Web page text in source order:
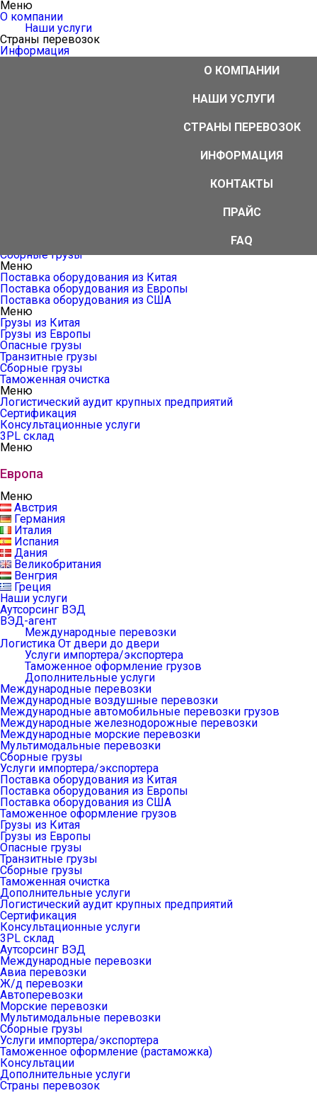
Меню
О компании
Наши услуги
Страны перевозок
Информация
Таможенное оформление грузов
Международные автомобильные перевозки грузов
Международные железнодорожные перевозки
Сборные грузы
Меню
Поставка оборудования из Китая
Поставка оборудования из Европы
Поставка оборудования из США
Меню
Грузы из Китая
Грузы из Европы
Опасные грузы
Транзитные грузы
Сборные грузы
Таможенная очистка
Меню
Логистический аудит крупных предприятий
Сертификация
Консультационные услуги
3PL склад
Меню
Европа
Меню
Австрия
Германия
Италия
Испания
Дания
Великобритания
Венгрия
Греция
Наши услуги
Аутсорсинг ВЭД
ВЭД-агент
Международные перевозки
Логистика От двери до двери
Услуги импортера/экспортера
Таможенное оформление грузов
Дополнительные услуги
Международные перевозки
Международные воздушные перевозки
Международные автомобильные перевозки грузов
Международные железнодорожные перевозки
Международные морские перевозки
Мультимодальные перевозки
Сборные грузы
Услуги импортера/экспортера
Поставка оборудования из Китая
Поставка оборудования из Европы
Поставка оборудования из США
Таможенное оформление грузов
Грузы из Китая
Грузы из Европы
Опасные грузы
Транзитные грузы
Сборные грузы
Таможенная очистка
Дополнительные услуги
Логистический аудит крупных предприятий
Сертификация
Консультационные услуги
3PL склад
Аутсорсинг ВЭД
Международные перевозки
Авиа перевозки
Ж/д перевозки
Автоперевозки
Морские перевозки
Мультимодальные перевозки
Сборные грузы
Услуги импортера/экспортера
Таможенное оформление (растаможка)
Консультации
Дополнительные услуги
Страны перевозок
О КОМПАНИИ
НАШИ УСЛУГИ
СТРАНЫ ПЕРЕВОЗОК
ИНФОРМАЦИЯ
КОНТАКТЫ
ПРАЙС
FAQ